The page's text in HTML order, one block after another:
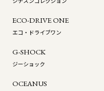
ECO-DRIVE ONE
エコ・ドライブワン
G-SHOCK
ジーショック
OCEANUS